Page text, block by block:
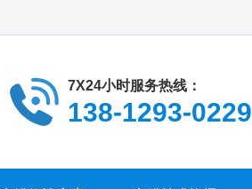
7X24小时服务热线：
138-1293-0229